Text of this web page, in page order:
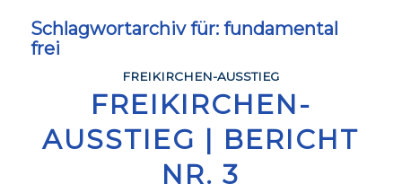
Schlagwortarchiv für: fundamental
frei
FREIKIRCHEN-AUSSTIEG
FREIKIRCHEN-
AUSSTIEG | BERICHT
NR. 3